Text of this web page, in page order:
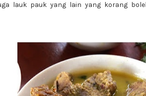
lauk pauk yang lain yang korang